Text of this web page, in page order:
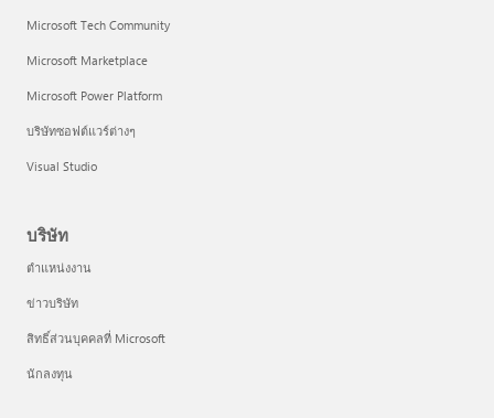
Microsoft Tech Community
Microsoft Marketplace
Microsoft Power Platform
บริษัทซอฟต์แวร์ต่างๆ
Visual Studio
บริษัท
ตำแหน่งงาน
ข่าวบริษัท
สิทธิ์ส่วนบุคคลที่ Microsoft
นักลงทุน